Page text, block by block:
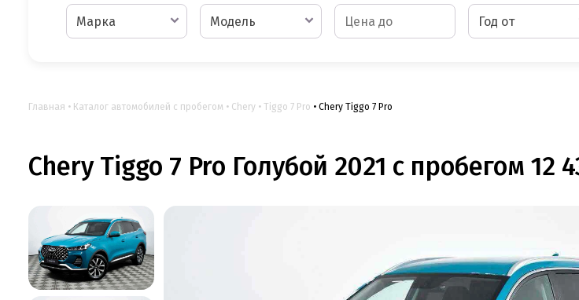
Марка Модель Год от
Главная Каталог автомобилей с пробегом Chery Tiggo 7 Pro Chery Tiggo 7 Pro
Chery Tiggo 7 Pro Голубой 2021 с пробегом 12